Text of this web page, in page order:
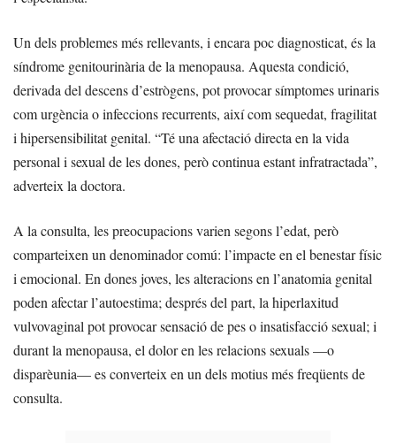
Un dels problemes més rellevants, i encara poc diagnosticat, és la
síndrome genitourinària de la menopausa. Aquesta condició,
derivada del descens d’estrògens, pot provocar símptomes urinaris
com urgència o infeccions recurrents, així com sequedat, fragilitat
i hipersensibilitat genital. “Té una afectació directa en la vida
personal i sexual de les dones, però continua estant infratractada”,
adverteix la doctora.
A la consulta, les preocupacions varien segons l’edat, però
comparteixen un denominador comú: l’impacte en el benestar físic
i emocional. En dones joves, les alteracions en l’anatomia genital
poden afectar l’autoestima; després del part, la hiperlaxitud
vulvovaginal pot provocar sensació de pes o insatisfacció sexual; i
durant la menopausa, el dolor en les relacions sexuals —o
disparèunia— es converteix en un dels motius més freqüents de
consulta.